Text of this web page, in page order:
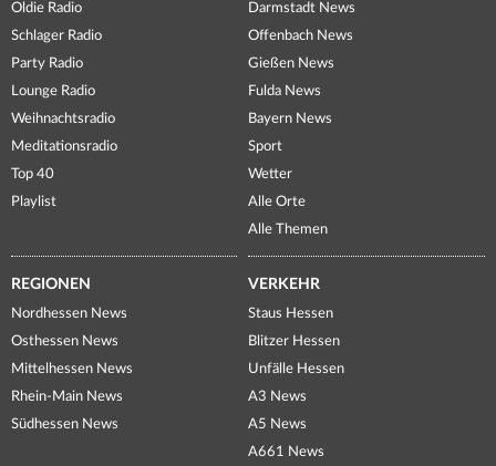
Oldie Radio
Schlager Radio
Party Radio
Lounge Radio
Weihnachtsradio
Meditationsradio
Top 40
Playlist
Darmstadt News
Offenbach News
Gießen News
Fulda News
Bayern News
Sport
Wetter
Alle Orte
Alle Themen
REGIONEN
Nordhessen News
Osthessen News
Mittelhessen News
Rhein-Main News
Südhessen News
VERKEHR
Staus Hessen
Blitzer Hessen
Unfälle Hessen
A3 News
A5 News
A661 News